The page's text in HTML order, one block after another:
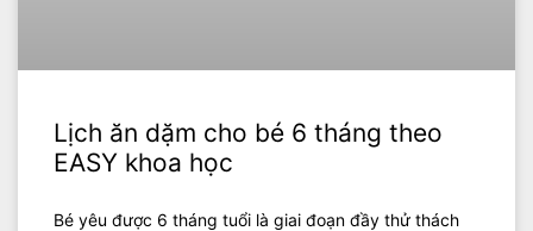
Lịch ăn dặm cho bé 6 tháng theo
EASY khoa học
Bé yêu được 6 tháng tuổi là giai đoạn đầy thử thách